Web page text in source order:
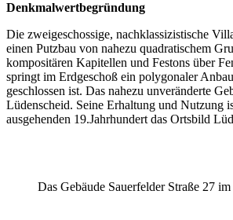
Denkmalwertbegründung
Die zweigeschossige, nachklassizistische
einen Putzbau von nahezu quadratischem
kompositären Kapitellen und Festons über
springt im Erdgeschoß ein polygonaler
geschlossen ist. Das nahezu unveränderte
Lüdenscheid. Seine Erhaltung und Nutzung
ausgehenden 19.Jahrhundert das Ortsbild
Das Gebäude Sauerfelder Straße 27